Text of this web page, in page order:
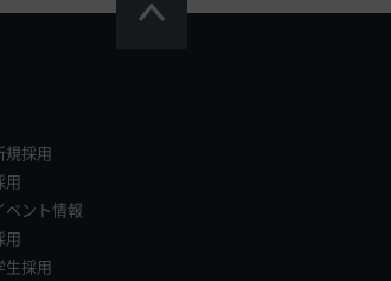
規採用
用
ベント情報
用
生採用